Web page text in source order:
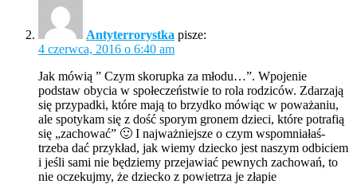
Antyterrorystka pisze:
4 czerwca, 2016 o 6:40 am
Jak mówią ” Czym skorupka za młodu…”. Wpojenie
podstaw obycia w społeczeństwie to rola rodziców. Zdarzają
się przypadki, które mają to brzydko mówiąc w poważaniu,
ale spotykam się z dość sporym gronem dzieci, które potrafią
się „zachować” 🙂 I najważniejsze o czym wspomniałaś-
trzeba dać przykład, jak wiemy dziecko jest naszym odbiciem
i jeśli sami nie będziemy przejawiać pewnych zachowań, to
nie oczekujmy, że dziecko z powietrza je złapie